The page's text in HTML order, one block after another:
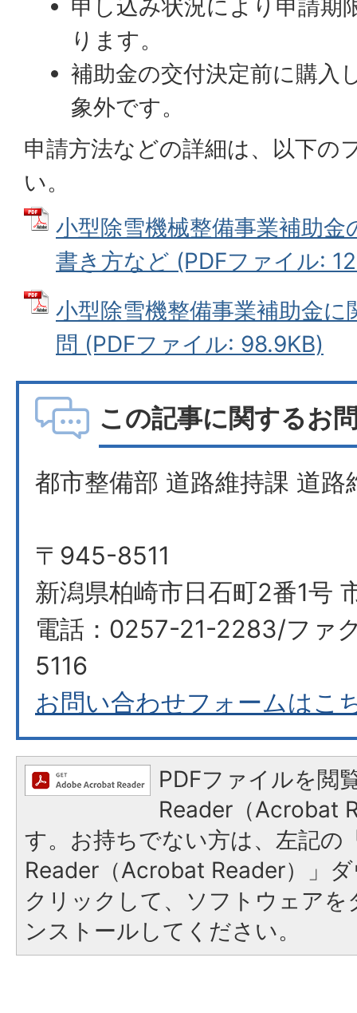
申し込み状況により申請期
ります。
補助金の交付決定前に購入
象外です。
申請方法などの詳細は、以下の
い。
小型除雪機械整備事業補助
書き方など (PDFファイル:
小型除雪機整備事業補助金
問 (PDFファイル: 98.9KB)
この記事に関するお
都市整備部 道路維持課 道路
〒945-8511
新潟県柏崎市日石町2番1号
電話：0257-21-2283/ファ
5116
お問い合わせフォームはこ
PDFファイルを閲
Reader（Acrobat
す。お持ちでない方は、左記の
Reader（Acrobat Reader）」
クリックして、ソフトウェア
ンストールしてください。